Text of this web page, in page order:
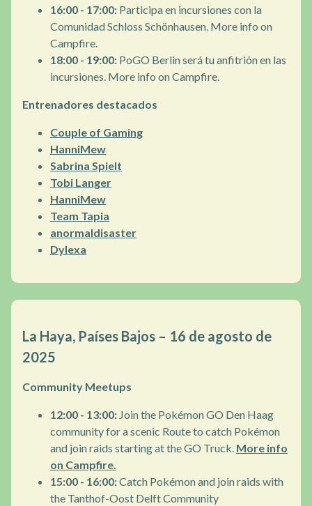
16:00 - 17:00: Participa en incursiones con la
Comunidad Schloss Schönhausen. More info on
Campfire.
18:00 - 19:00: PoGO Berlin será tu anfitrión en las
incursiones. More info on Campfire.
Entrenadores destacados
Couple of Gaming
HanniMew
Sabrina Spielt
Tobi Langer
HanniMew
Team Tapia
anormaldisaster
Dylexa
La Haya, Países Bajos – 16 de agosto de
2025
Community Meetups
12:00 - 13:00: Join the Pokémon GO Den Haag
community for a scenic Route to catch Pokémon
and join raids starting at the GO Truck. More info
on Campfire.
15:00 - 16:00:Catch Pokémon and join raids with
the Tanthof-Oost Delft Community